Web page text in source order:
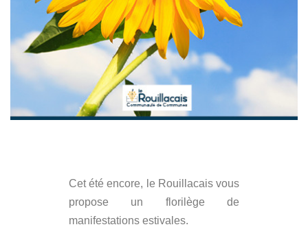
Cet été encore, le Rouillacais vous
propose un florilège de
manifestations estivales.